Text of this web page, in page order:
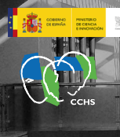
Pasar
al
contenido
principal